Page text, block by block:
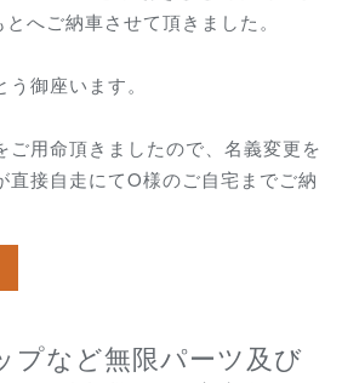
へご納車させて頂きました。
御座います。
ご用命頂きましたので、名義変更を
直接自走にてO様のご自宅までご納